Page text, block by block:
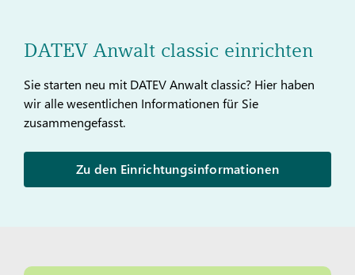
DATEV Anwalt classic einrichten
Sie starten neu mit DATEV Anwalt classic? Hier haben
wir alle wesentlichen Informationen für Sie
zusammengefasst.
Zu den Einrichtungsinformationen